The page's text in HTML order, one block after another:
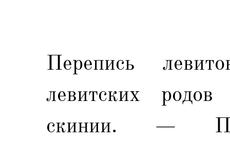
Перепись
левитских
скинии. —